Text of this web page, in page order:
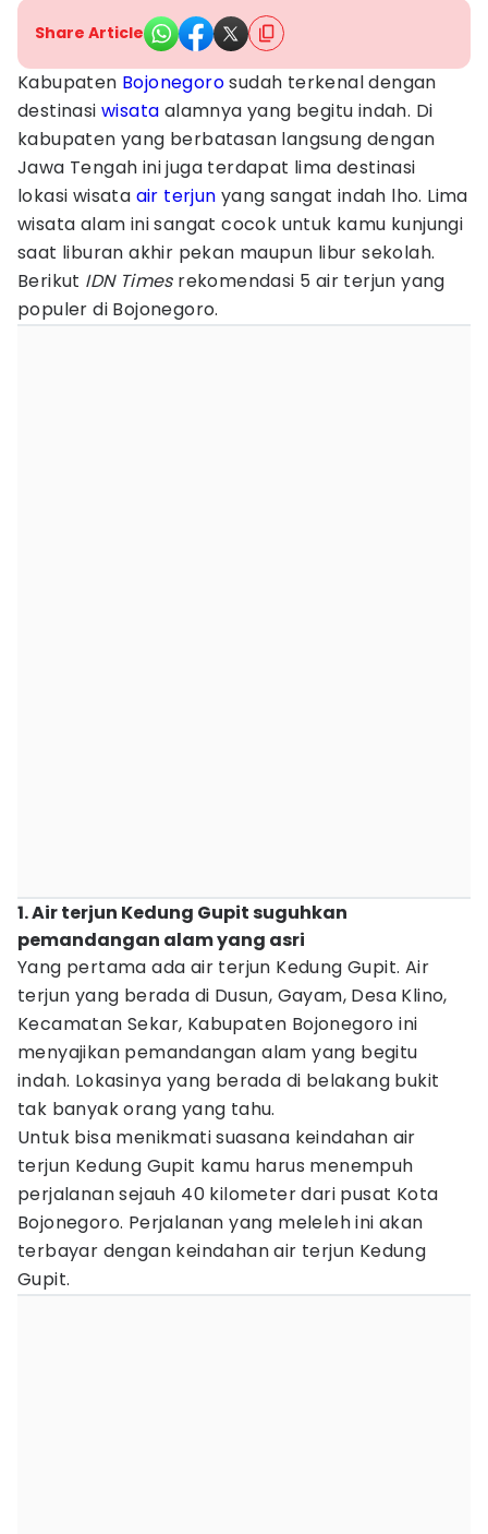
Share Article
Kabupaten Bojonegorosudah terkenal dengan
destinasiwisata alamnya yang begitu indah. Di
kabupaten yang berbatasan langsung dengan
Jawa Tengah ini juga terdapat lima destinasi
lokasi wisata air terjun yang sangat indah lho. Lima
wisata alam ini sangat cocok untuk kamu kunjungi
saat liburan akhir pekan maupun libur sekolah.
Berikut IDN Timesrekomendasi 5 air terjun yang
populer di Bojonegoro.
1. Air terjun Kedung Gupit suguhkan
pemandangan alam yang asri
Yang pertama ada air terjun Kedung Gupit. Air
terjun yang berada di Dusun, Gayam, Desa Klino,
Kecamatan Sekar, Kabupaten Bojonegoro ini
menyajikan pemandangan alam yang begitu
indah. Lokasinya yang berada di belakang bukit
tak banyak orang yang tahu.
Untuk bisa menikmati suasana keindahan air
terjun Kedung Gupit kamu harus menempuh
perjalanan sejauh 40 kilometer dari pusat Kota
Bojonegoro. Perjalanan yang meleleh ini akan
terbayar dengan keindahan air terjun Kedung
Gupit.